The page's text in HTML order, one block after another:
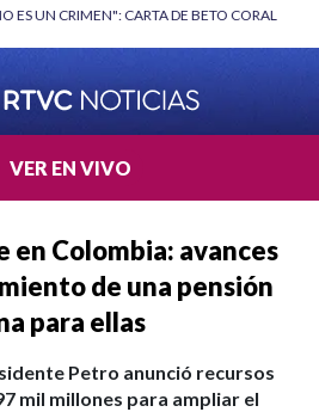
CARTA DE BETO CORAL | ABELARDO
VER EN VIVO
en Colombia: avances
de una pensión
para ellas
Petro anunció recursos
mil millones para ampliar el